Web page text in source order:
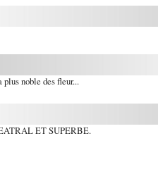
noble des fleur...
ET SUPERBE.